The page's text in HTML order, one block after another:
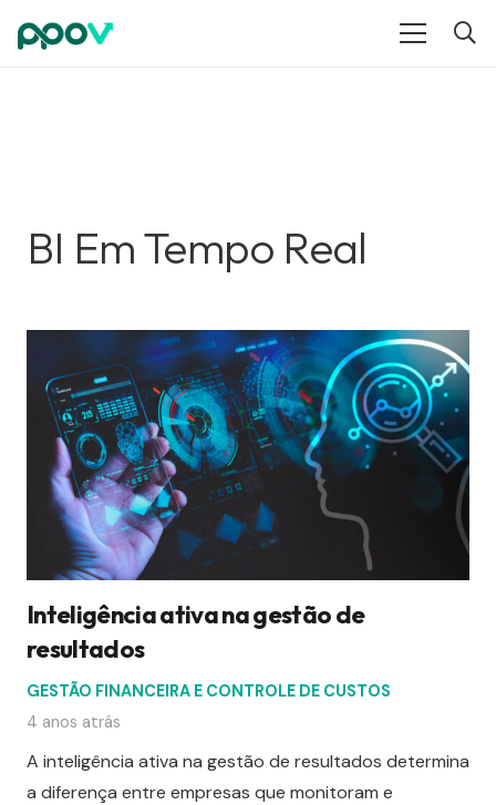
BI Em Tempo Real
Inteligência ativa na gestão de
resultados
GESTÃO FINANCEIRA E CONTROLE DE CUSTOS
4 anos atrás
A inteligência ativa na gestão de resultados determina
a diferença entre empresas que monitoram e